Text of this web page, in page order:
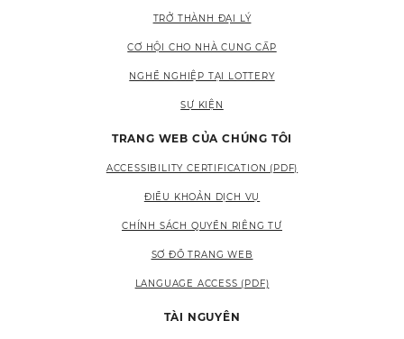
TRỞ THÀNH ĐẠI LÝ
CƠ HỘI CHO NHÀ CUNG CẤP
NGHỀ NGHIỆP TẠI LOTTERY
SỰ KIỆN
TRANG WEB CỦA CHÚNG TÔI
ACCESSIBILITY CERTIFICATION (PDF)
ĐIỀU KHOẢN DỊCH VỤ
CHÍNH SÁCH QUYỀN RIÊNG TƯ
SƠ ĐỒ TRANG WEB
LANGUAGE ACCESS (PDF)
TÀI NGUYÊN